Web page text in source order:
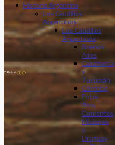
Historia Argentina
Los Caudillos
Argentinos
Los Caudillos
Argentinos
Buenos
Aires
Catamarca
y
Tucumán
Córdoba
Entre
Ríos,
Corrientes,
Misiones
y
Uruguay